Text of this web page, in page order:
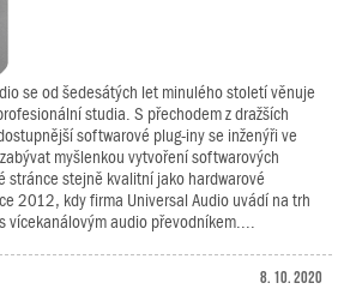
se od šedesátých let minulého století věnuje
studia. S přechodem z dražších
softwarové plug-iny se inženýři ve
myšlenkou vytvoření softwarových
stránce stejně kvalitní jako hardwarové
2012, kdy firma Universal Audio uvádí na trh
audio převodníkem....
8. 10. 2020